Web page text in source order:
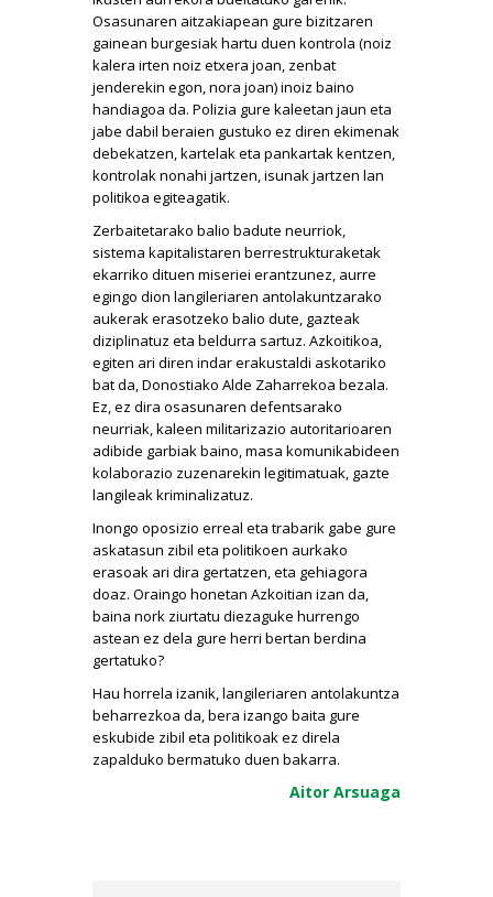
Osasunaren aitzakiapean gure bizitzaren
gainean burgesiak hartu duen kontrola (noiz
kalera irten noiz etxera joan, zenbat
jenderekin egon, nora joan) inoiz baino
handiagoa da. Polizia gure kaleetan jaun eta
jabe dabil beraien gustuko ez diren ekimenak
debekatzen, kartelak eta pankartak kentzen,
kontrolak nonahi jartzen, isunak jartzen lan
politikoa egiteagatik.
Zerbaitetarako balio badute neurriok,
sistema kapitalistaren berrestrukturaketak
ekarriko dituen miseriei erantzunez, aurre
egingo dion langileriaren antolakuntzarako
aukerak erasotzeko balio dute, gazteak
diziplinatuz eta beldurra sartuz. Azkoitikoa,
egiten ari diren indar erakustaldi askotariko
bat da, Donostiako Alde Zaharrekoa bezala.
Ez, ez dira osasunaren defentsarako
neurriak, kaleen militarizazio autoritarioaren
adibide garbiak baino, masa komunikabideen
kolaborazio zuzenarekin legitimatuak, gazte
langileak kriminalizatuz.
Inongo oposizio erreal eta trabarik gabe gure
askatasun zibil eta politikoen aurkako
erasoak ari dira gertatzen, eta gehiagora
doaz. Oraingo honetan Azkoitian izan da,
baina nork ziurtatu diezaguke hurrengo
astean ez dela gure herri bertan berdina
gertatuko?
Hau horrela izanik, langileriaren antolakuntza
beharrezkoa da, bera izango baita gure
eskubide zibil eta politikoak ez direla
zapalduko bermatuko duen bakarra.
Aitor Arsuaga